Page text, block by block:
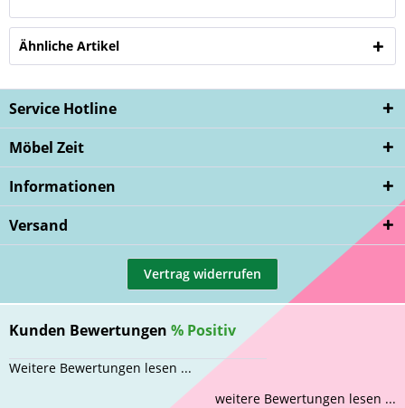
Ähnliche Artikel
Service Hotline
Möbel Zeit
Informationen
Versand
Vertrag widerrufen
Kunden Bewertungen % Positiv
Weitere Bewertungen lesen ...
weitere Bewertungen lesen ...